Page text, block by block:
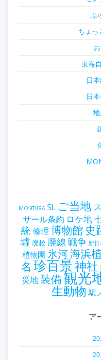
ぶ
ちょっ
東海
日
日
MONTURA SL ご当地
サール条約 ロケ地
統修理 博物館 史
墟 廃校 廃線戦争 新
植物園 氷河海浜
名 珍百景神社
災地装備観光
生動物 駅
ア